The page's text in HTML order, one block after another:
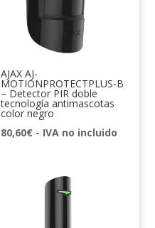
AJAX AJ-
MOTIONPROTECTPLUS-B
– Detector PIR doble
tecnología antimascotas
color negro
80,60€ - IVA no incluido